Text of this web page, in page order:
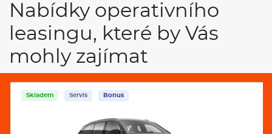
Nabídky operativního
leasingu, které by Vás
mohly zajímat
Skladem Servis Bonus